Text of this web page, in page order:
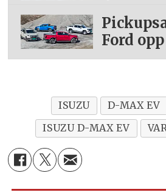
Ford opp
ISUZU D-MAX EV
ISUZU D-MAX EV